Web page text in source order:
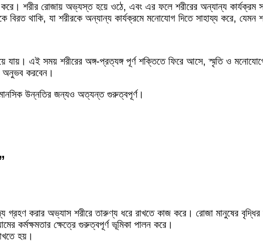
শরীর রোজায় অভ্যস্ত হয়ে ওঠে, এবং এর ফলে শরীরের অন্যান্য কার্যক্রম
থাকি, যা শরীরকে অন্যান্য কার্যক্রমে মনোযোগ দিতে সাহায্য করে, যেমন
যায়। এই সময় শরীরের অঙ্গ-প্রত্যঙ্গ পূর্ণ শক্তিতে ফিরে আসে, স্মৃতি ও
অনুভব করবেন।
মানসিক উন্নতির জন্যও অত্যন্ত গুরুত্বপূর্ণ।
গ্রহণ করার অভ্যাস শরীরে তারুণ্য ধরে রাখতে কাজ করে। রোজা মানুষের
কর্মক্ষমতার ক্ষেত্রে গুরুত্বপূর্ণ ভূমিকা পালন করে।
হয়।